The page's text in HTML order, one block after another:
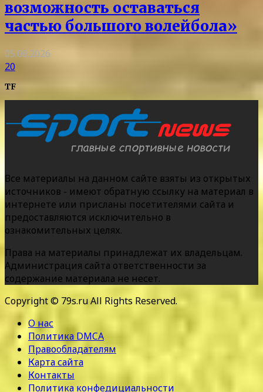
возможность оставаться
частью большого волейбола»
05.08.2026
20
TF
Все материалы на данном сайте взяты из открытых
источников - имеют обратную ссылку на материал в
интернете или присланы посетителями сайта и
предоставляются исключительно в
ознакомительных целях.
Права на материалы принадлежат их владельцам.
Администрация сайта ответственности за
содержание материала не несет.
Copyright © 79s.ru All Rights Reserved.
О нас
Политика DMCA
Правообладателям
Карта сайта
Контакты
Политика конфедициальности